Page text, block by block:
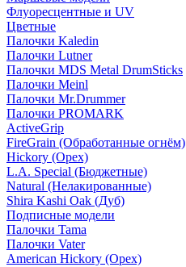
Флуоресцентные и UV
Цветные
Палочки Kaledin
Палочки Lutner
Палочки MDS Metal DrumSticks
Палочки Meinl
Палочки Mr.Drummer
Палочки PROMARK
ActiveGrip
FireGrain (Обработанные огнём)
Hickory (Орех)
L.A. Special (Бюджетные)
Natural (Нелакированные)
Shira Kashi Oak (Дуб)
Подписные модели
Палочки Tama
Палочки Vater
American Hickory (Орех)